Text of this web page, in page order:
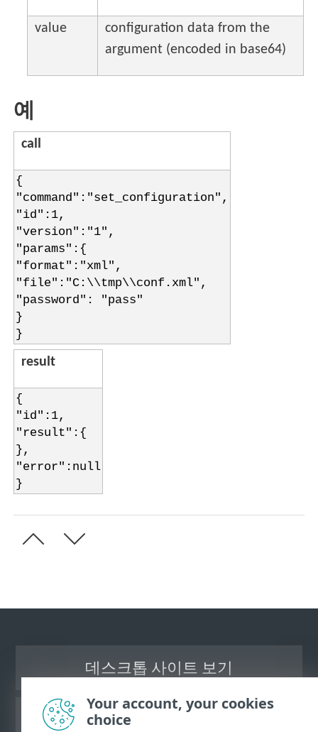
value
configuration data from the
argument (encoded in base64)
예
call
{
"command":"set_configuration",
"id":1,
"version":"1",
"params":{
"format":"xml",
"file":"C:\\tmp\\conf.xml",
"password": "pass"
}
}
result
{
"id":1,
"result":{
},
"error":null
}
데스크톱 사이트 보기
ESET 지식 베이스
Your account, your cookies
choice